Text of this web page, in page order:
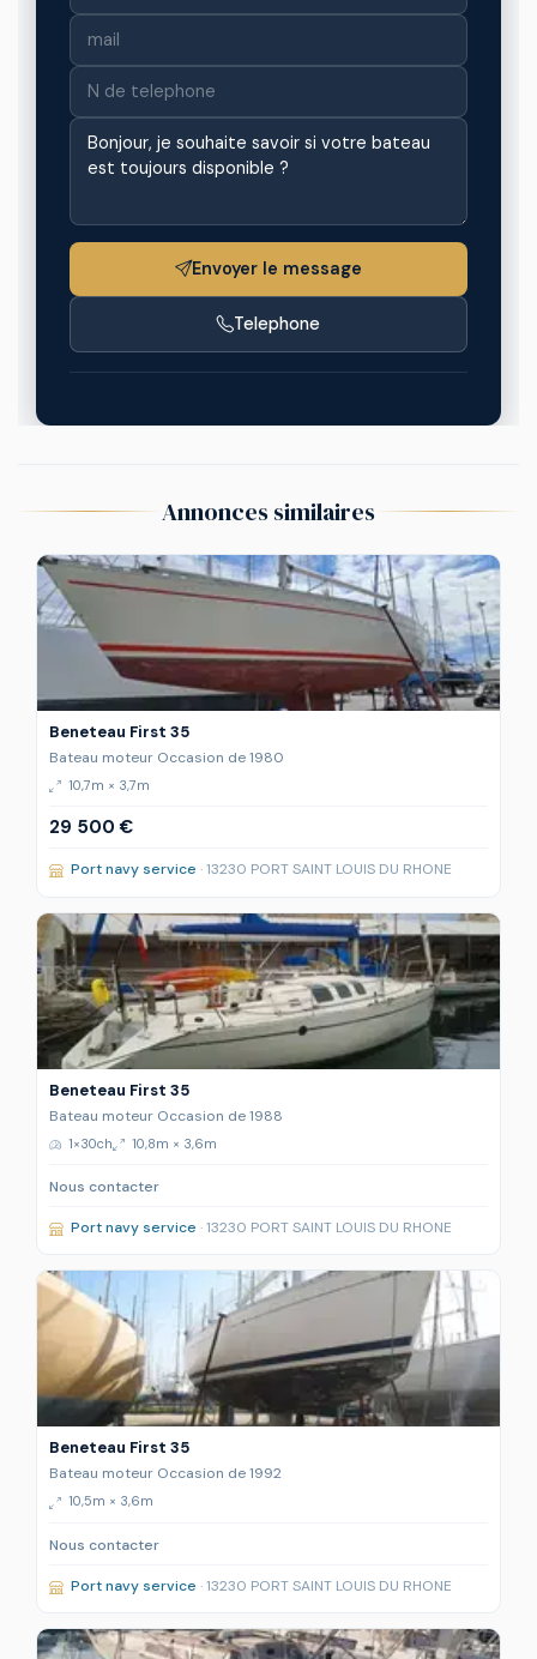
Envoyer le message
Telephone
Annonces similaires
Beneteau First 35
Bateau moteur Occasion de 1980
10,7m × 3,7m
29 500 €
Port navy service · 13230 PORT SAINT LOUIS DU RHONE
Beneteau First 35
Bateau moteur Occasion de 1988
1×30ch 10,8m × 3,6m
Nous contacter
Port navy service · 13230 PORT SAINT LOUIS DU RHONE
Beneteau First 35
Bateau moteur Occasion de 1992
10,5m × 3,6m
Nous contacter
Port navy service · 13230 PORT SAINT LOUIS DU RHONE